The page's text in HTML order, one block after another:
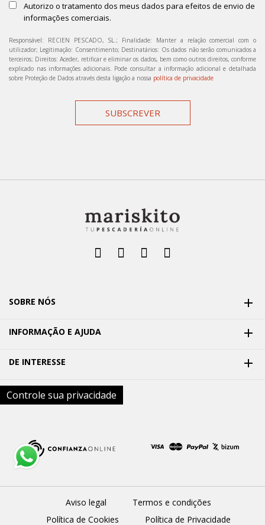
Autorizo o tratamento dos meus dados para efeitos de envio de
informações comerciais.
Responsável: RECIEN PESCADO, SL.; Finalidade: Manter a relação comercial com o
utilizador; Legitimação: Consentimento; Destinatários: Os dados não serão comunicados a
terceiros; Direitos: Aceder, retificar e eliminar os dados, bem como outros direitos, conforme
explicado nas informações adicionais. Pode consultar a informação adicional e detalhada
sobre Proteção de Dados através desta ligação a nossa política de privacidade
SUBSCREVER
SOBRE NÓS 
INFORMAÇÃO E AJUDA 
DE INTERESSE 
Controle sua privacidade
Aviso legal
Termos e condições
Política de Cookies
Política de Privacidade